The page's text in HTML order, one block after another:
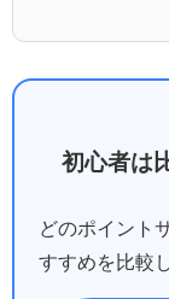
初心者は
どのポイント
すすめを比較